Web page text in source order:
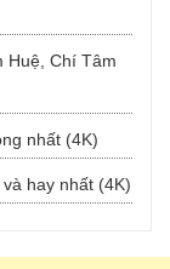
Huệ, Chí Tâm
nhất (4K)
hay nhất (4K)